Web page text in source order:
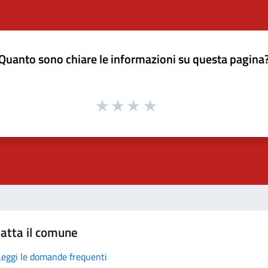
sono chiare le informazioni su questa
il comune
le domande frequenti